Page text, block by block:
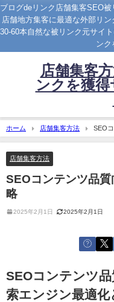
ブログdeリンク店舗集客SEO
店舗地方集客に最適な外部リ
30-60本自然な被リンク元サイ
ンク
店舗集客
ンクを獲
ホーム 店舗集客方法 SEO
店舗集客方法
SEOコンテンツ品
略
2025年2月1日 2025年2月1日
SEOコンテンツ
索エンジン最適化